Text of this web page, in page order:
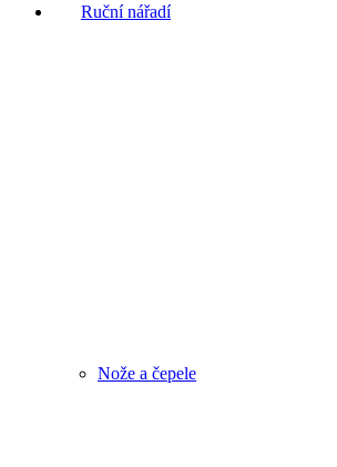
Ruční nářadí
Nože a čepele